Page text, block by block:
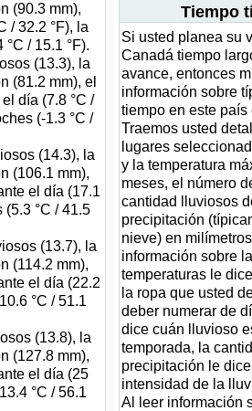
(90.3 mm),
/ 32.2 °F), la
/ 15.1 °F).
(13.3), la
(81.2 mm), el
día (7.8 °C /
(-1.3 °C /
(14.3), la
(106.1 mm),
el día (17.1
(5.3 °C / 41.5
(13.7), la
(114.2 mm),
el día (22.2
°C / 51.1
(13.8), la
(127.8 mm),
el día (25
°C / 56.1
Tiempo
Si usted planea su
Canadá tiempo
avance, entonces
información sobre
tiempo en este país
Traemos usted
lugares
y la temperatura
meses, el número
cantidad lluviosos
precipitación
nieve) en
información sobre
temperaturas le
la ropa que usted
deber numerar de
dice cuán lluvioso
temporada, la
precipitación le
intensidad de la
Al leer información